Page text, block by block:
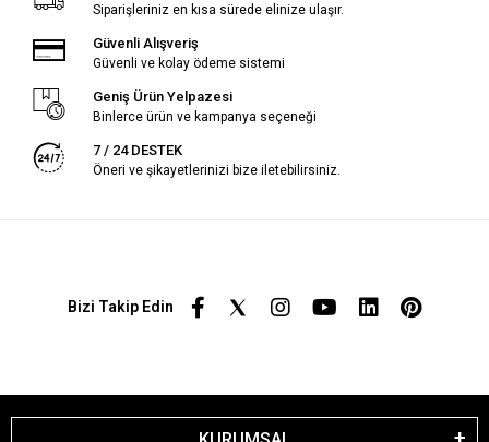
Siparişleriniz en kısa sürede elinize ulaşır.
Güvenli Alışveriş
Güvenli ve kolay ödeme sistemi
Geniş Ürün Yelpazesi
Binlerce ürün ve kampanya seçeneği
7 / 24 DESTEK
Öneri ve şikayetlerinizi bize iletebilirsiniz.
Bizi Takip Edin